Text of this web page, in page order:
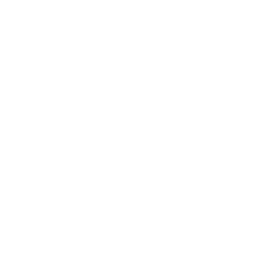
心与异地灾备中心，平台理论可用
利通过监管审查。
级切换，RPO≈0，RTO<XXX分钟
的流量，容量提升XXX倍，有效